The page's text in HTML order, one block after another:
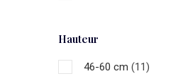
Hauteur
46-60 cm (11)